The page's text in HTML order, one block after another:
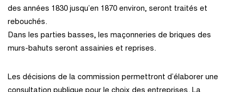
des années 1830 jusqu’en 1870 environ, seront traités et
rebouchés.
Dans les parties basses, les maçonneries de briques des
murs-bahuts seront assainies et reprises.
Les décisions de la commission permettront d’élaborer une